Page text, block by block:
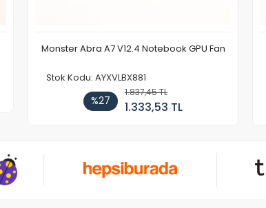
Monster Abra A7 V12.4 Notebook GPU Fan
Stok Kodu: AYXVLBX881
%27
1.837,45 TL
1.333,53 TL